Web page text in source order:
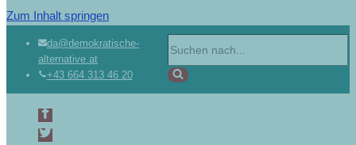
Zum Inhalt springen
da@demokratische-
alternative.at
+43 664 313 46 20